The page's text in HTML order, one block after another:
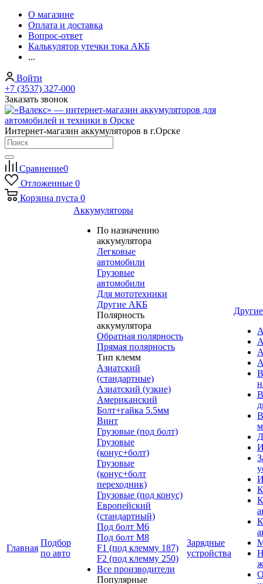
О магазине
Оплата и доставка
Вопрос-ответ
Калькулятор утечки тока АКБ
...
Войти
+7 (3537) 327-000
Заказать звонок
Интернет-магазин аккумуляторов в г.Орске
Сравнение0
Отложенные 0
Корзина пуста 0
Главная
Подбор
по авто
Аккумуляторы
По назначению
аккумулятора
Легковые
автомобили
Грузовые
автомобили
Для мототехники
Другие АКБ
Полярность
аккумулятора
Обратная полярность
Прямая полярность
Тип клемм
Азиатский
(стандартные)
Азиатский (узкие)
Американский
Болт+гайка 5.5мм
Винт
Грузовые (под болт)
Грузовые
(конус+болт)
Грузовые
(конус+болт
переходник)
Грузовые (под конус)
Европейский
(стандартный)
Под болт M6
Под болт М8
F1 (под клемму 187)
F2 (под клемму 250)
Все производители
Популярные
Зарядные
устройства